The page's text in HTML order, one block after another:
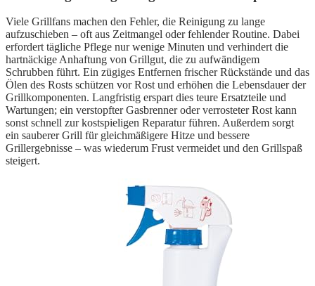
Viele Grillfans machen den Fehler, die Reinigung zu lange
aufzuschieben – oft aus Zeitmangel oder fehlender Routine. Dabei
erfordert tägliche Pflege nur wenige Minuten und verhindert die
hartnäckige Anhaftung von Grillgut, die zu aufwändigem
Schrubben führt. Ein zügiges Entfernen frischer Rückstände und das
Ölen des Rosts schützen vor Rost und erhöhen die Lebensdauer der
Grillkomponenten. Langfristig erspart dies teure Ersatzteile und
Wartungen; ein verstopfter Gasbrenner oder verrosteter Rost kann
sonst schnell zur kostspieligen Reparatur führen. Außerdem sorgt
ein sauberer Grill für gleichmäßigere Hitze und bessere
Grillergebnisse – was wiederum Frust vermeidet und den Grillspaß
steigert.